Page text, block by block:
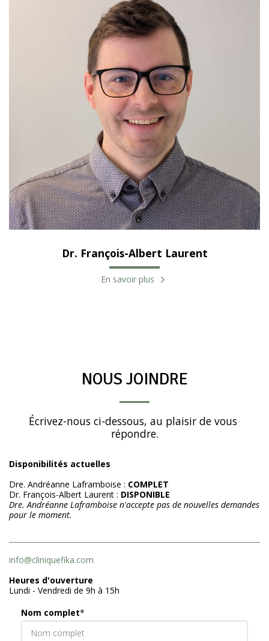
Dr. François-Albert Laurent
En savoir plus
NOUS JOINDRE
Écrivez-nous ci-dessous, au plaisir de vous
répondre.
Disponibilités actuelles
Dre. Andréanne Laframboise : COMPLET
Dr. François-Albert Laurent : DISPONIBLE
Dre. Andréanne Laframboise n'accepte pas de nouvelles demandes
pour le moment.
info@cliniquefika.com
Heures d'ouverture
Lundi - Vendredi de 9h à 15h
Nom complet*